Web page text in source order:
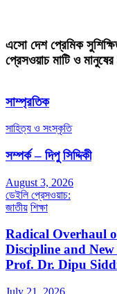
এসো দেশ প্রেমিক
প্রেসওয়াচ মাটি ও
সাম্প্রতিক
সাহিত্য ও সংস্কৃতি
সম্পর্ক – দিপু সিদ্দিকী
August 3, 2026
ডেইলি প্রেসওয়াচ:
জাতীয় শিক্ষা
Radical Overhaul
Discipline and
Prof. Dr. Dipu